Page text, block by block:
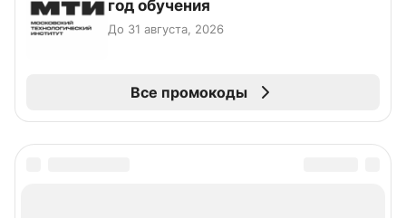
год обучения
До 31 августа, 2026
Все промокоды